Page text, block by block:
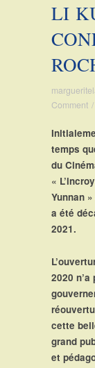
LI
Comment /
temps
du
«
Yunnan »
a été
2021.
2020
cette
grand
et